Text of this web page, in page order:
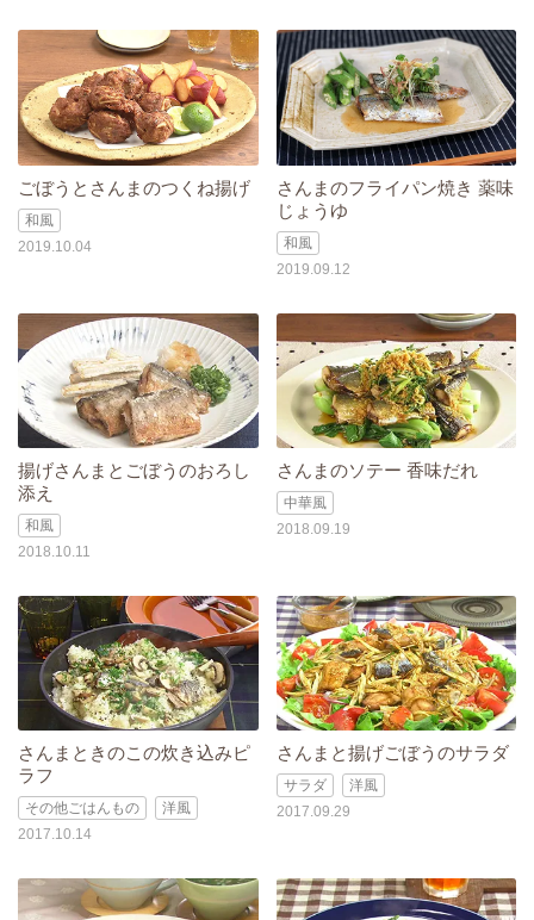
ごぼうとさんまのつくね揚げ
和風
2019.10.04
さんまのフライパン焼き 薬味
じょうゆ
和風
2019.09.12
揚げさんまとごぼうのおろし
添え
和風
2018.10.11
さんまのソテー 香味だれ
中華風
2018.09.19
さんまときのこの炊き込みピ
ラフ
その他ごはんもの
洋風
2017.10.14
さんまと揚げごぼうのサラダ
サラダ
洋風
2017.09.29